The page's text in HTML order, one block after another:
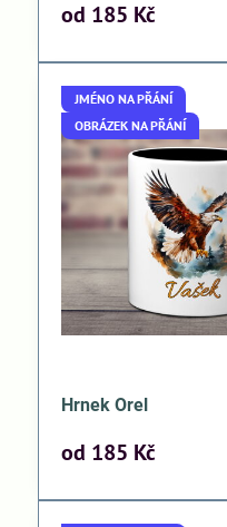
od 185 Kč
JMÉNO NA PŘÁNÍ
OBRÁZEK NA PŘÁNÍ
Hrnek Orel
od 185 Kč